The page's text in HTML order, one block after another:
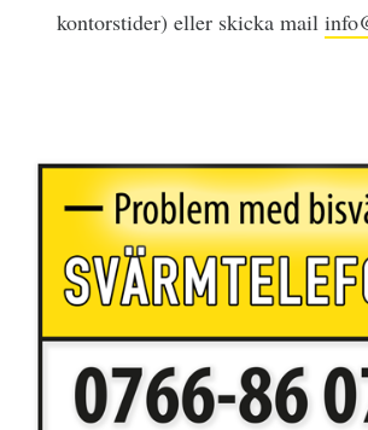
kontorstider) eller skicka mail